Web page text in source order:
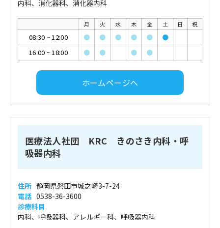
内科、消化器科、消化器内科
月 火 水 木 金 土 日 祝
08:30 ~12:00 ● ● ● ● ●
●
16:00 ~18:00 ● ● ● ●
ホームページへ
医療法人社団 KRC きのさき内科・呼
吸器内科
住所 静岡県磐田市城之崎3-7-24
電話 0538-36-3600
診療科目
内科、呼吸器科、アレルギー科、呼吸器内科